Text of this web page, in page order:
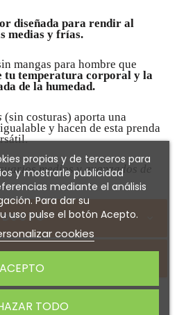
diseñada para rendir al
medias y frías.
mangas para hombre que
tu temperatura corporal y la
de la humedad.
(sin costuras) aporta una
y hacen de esta prenda
medios y avanzados de
propias y de terceros para
y mostrarle publicidad
mediante el análisis
Para dar su
uso pulse el botón Acepto.
cookies
TODO
ACEPTO